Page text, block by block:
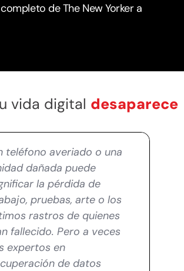
de The New Yorker a
vida digital desaparece
teléfono averiado o una
dañada puede
la pérdida de
pruebas, arte o los
rastros de quienes
fallecido. Pero a veces
expertos en
de datos